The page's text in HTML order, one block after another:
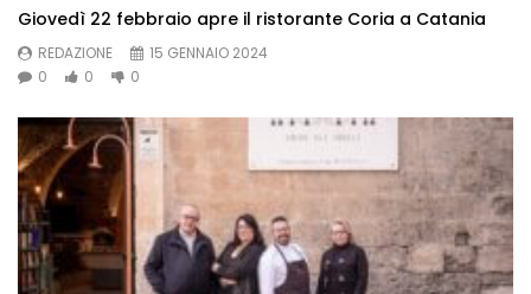
Giovedì 22 febbraio apre il ristorante Coria a Catania
REDAZIONE
15 GENNAIO 2024
0
0 0